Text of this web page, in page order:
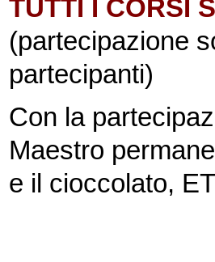
TUTTI I CORSI
(partecipazione
partecipanti)
Con la
Maestro
e il cioccolato,